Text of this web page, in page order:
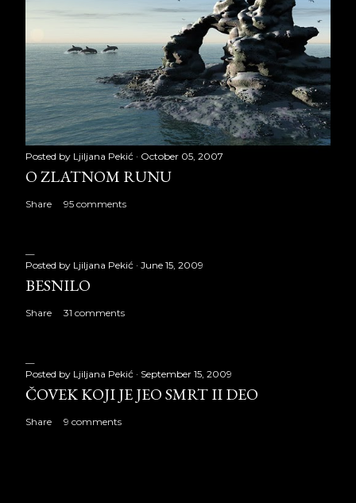
Posted by Ljiljana Pekić October 05, 2007
O ZLATNOM RUNU
Share 95 comments
Posted by Ljiljana Pekić June 15, 2009
BESNILO
Share 31 comments
Posted by Ljiljana Pekić September 15, 2009
ČOVEK KOJI JE JEO SMRT II DEO
Share 9 comments